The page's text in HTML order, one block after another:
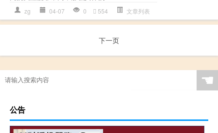
zg 04-07 0 554 文章列表
下一页
☚
公告